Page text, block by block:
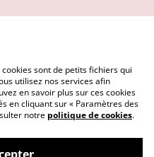
cookies
sont de petits fichiers qui
utilisez nos services afin
en savoir plus sur ces cookies
en cliquant sur « Paramètres des
notre politique de cookies.